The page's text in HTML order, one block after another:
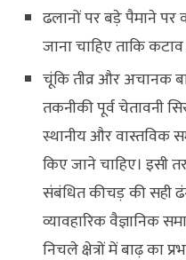
ढलानों पर बड़े पैमाने
जाना चाहिए ताकि
चूंकि तीव्र और अचानक
तकनीकी पूर्व चेतावनी
स्थानीय और वास्तविक
किए जाने चाहिए। इसी
संबंधित कीचड़ की सही
व्यावहारिक वैज्ञानिक
निचले क्षेत्रों में बाढ़ का